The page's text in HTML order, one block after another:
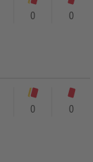
0 0
0 0